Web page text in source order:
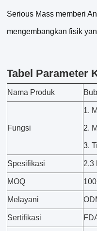
Serious Mass memberi
mengembangkan fisik
Tabel Parameter
Nama Produk
Fungsi
1.
2.
3.
Spesifikasi 2,3
MOQ
Melayani
Sertifikasi